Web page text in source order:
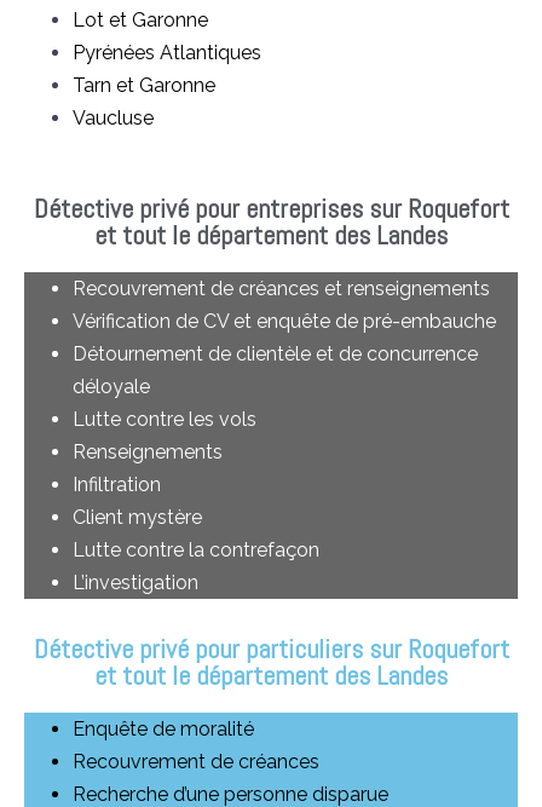
Lot et Garonne
Pyrénées Atlantiques
Tarn et Garonne
Vaucluse
Détective privé pour entreprises sur Roquefort
et tout le département des Landes
Recouvrement de créances et renseignements
Vérification de CV et enquête de pré-embauche
Détournement de clientèle et de concurrence
déloyale
Lutte contre les vols
Renseignements
Infiltration
Client mystère
Lutte contre la contrefaçon
L’investigation
Détective privé pour particuliers sur Roquefort
et tout le département des Landes
Enquête de moralité
Recouvrement de créances
Recherche d’une personne disparue